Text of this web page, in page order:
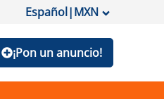
Español|MXN
¡Pon un anuncio!